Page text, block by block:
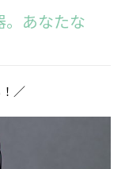
。あなたな
／